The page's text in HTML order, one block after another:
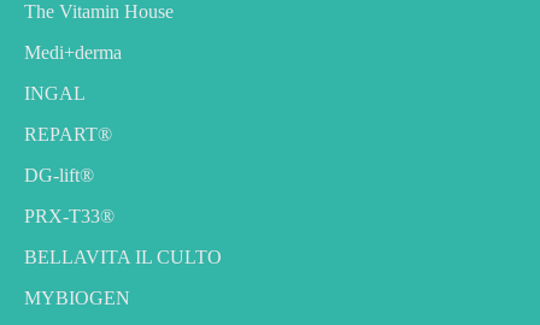
The Vitamin House
Medi+derma
INGAL
REPART®
DG-lift®️
PRX-T33®
BELLAVITA IL CULTO
MYBIOGEN